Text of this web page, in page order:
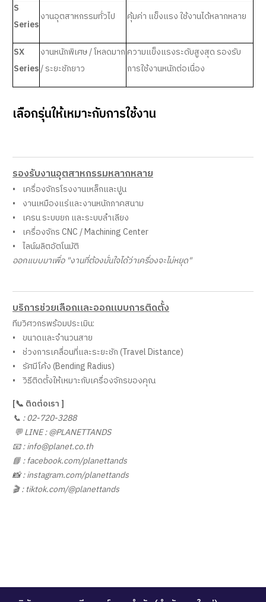
เลือกรุ่นให้เหมาะกับการใช้งาน
S
Series
งานอุตสาหกรรมทั่วไป คุ้มค่า แข็งแรง ใช้งานได้หลากหลาย
SX
Series
งานหนักพิเศษ / โหลดมาก
/ ระยะชักยาว
ความแข็งแรงระดับสูงสุด รองรับ
การใช้งานหนักต่อเนื่อง
รองรับงานอุตสาหกรรมหลากหลาย
• เครื่องจักรโรงงานเหล็กและปูน
• งานเหมืองแร่และงานหนักภาคสนาม
• เครน ระบบยก และระบบลำเลียง
• เครื่องจักร CNC / Machining Center
• ไลน์ผลิตอัตโนมัติ
ออกแบบมาเพื่อ "งานที่ต้องมั่นใจได้ว่าเครื่องจะไม่หยุด"
บริการช่วยเลือกและออกแบบการติดตั้ง
ทีมวิศวกรพร้อมประเมิน:
• ขนาดและจำนวนสาย
• ช่วงการเคลื่อนที่และระยะชัก (Travel Distance)
• รัศมีโค้ง (Bending Radius)
• วิธีติดตั้งให้เหมาะกับเครื่องจักรของคุณ
[📞 ติดต่อเรา ]
📞 : 02-720-3288
💬 LINE : @PLANETTANDS
📧 : info@planet.co.th
📘 : facebook.com/planettands
📸 : instagram.com/planettands
🎬 : tiktok.com/@planettands